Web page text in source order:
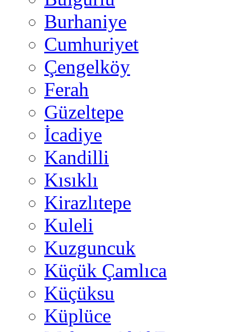
Burhaniye
Cumhuriyet
Çengelköy
Ferah
Güzeltepe
İcadiye
Kandilli
Kısıklı
Kirazlıtepe
Kuleli
Kuzguncuk
Küçük Çamlıca
Küçüksu
Küplüce